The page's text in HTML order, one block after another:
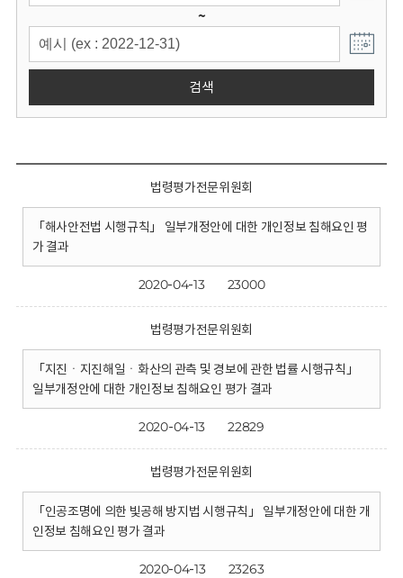
~
검색
법령평가전문위원회
「해사안전법 시행규칙」 일부개정안에 대한 개인정보 침해요인 평
가 결과
2020-04-13 23000
법령평가전문위원회
「지진ㆍ지진해일ㆍ화산의 관측 및 경보에 관한 법률 시행규칙」
일부개정안에 대한 개인정보 침해요인 평가 결과
2020-04-13 22829
법령평가전문위원회
「인공조명에 의한 빛공해 방지법 시행규칙」 일부개정안에 대한 개
인정보 침해요인 평가 결과
2020-04-13 23263